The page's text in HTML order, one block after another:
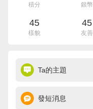
積分 銀幣
45
樣貌
45
友善
Ta的主題
發短消息